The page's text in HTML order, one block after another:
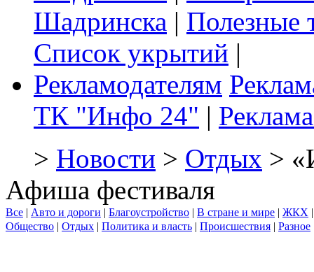
Шадринска | Полезные
Список укрытий |
Рекламодателям
ТК "Инфо 24" |
> Новости > Отдых >
Афиша фестиваля
Все | Авто и дороги | Благоустройство | В стране и мире | ЖКХ
Общество | Отдых | Политика и власть | Происшествия | Разное